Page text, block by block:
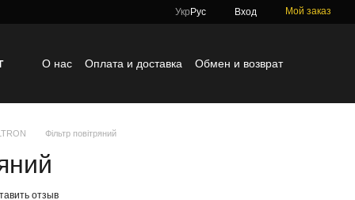
Укр Рус Вход Мой заказ
О нас Оплата и доставка
Обмен и возврат
Фільтр повітряний
отзыв